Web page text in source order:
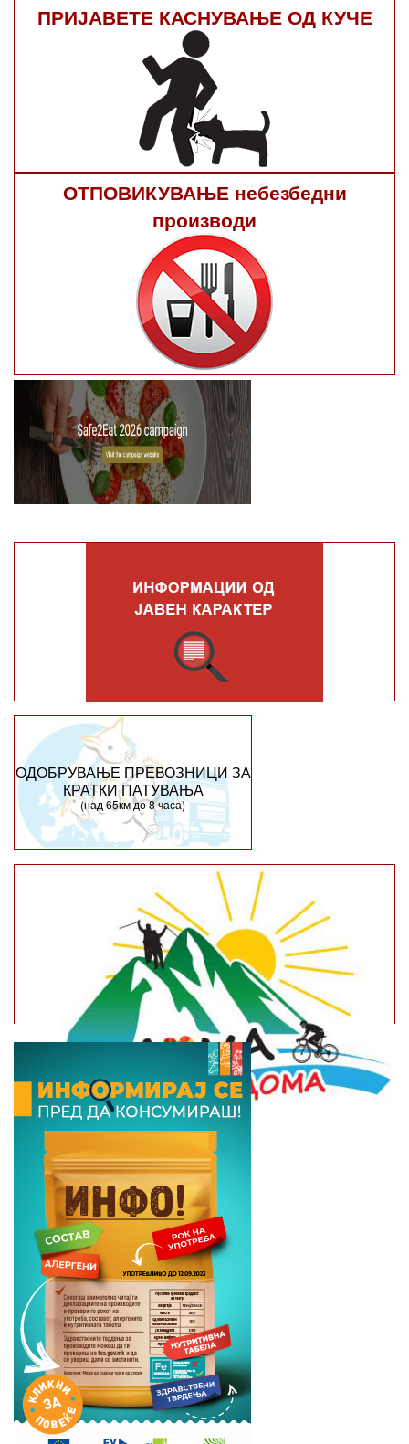
ПРИЈАВЕТЕ КАСНУВАЊЕ ОД КУЧЕ
ОТПОВИКУВАЊЕ небезбедни
производи
ОДОБРУВАЊЕ ПРЕВОЗНИЦИ ЗА
КРАТКИ ПАТУВАЊА
(над 65км до 8 часа)